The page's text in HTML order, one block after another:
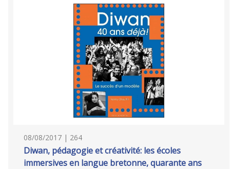
08/08/2017 | 264
Diwan, pédagogie et créativité: les écoles
immersives en langue bretonne, quarante ans